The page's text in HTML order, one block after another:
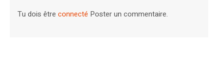
Tu dois êtreconnecté Poster un commentaire.